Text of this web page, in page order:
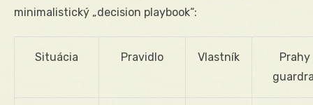
minimalistický „decision playbook“:
Situácia Pravidlo Vlastník
Prahy